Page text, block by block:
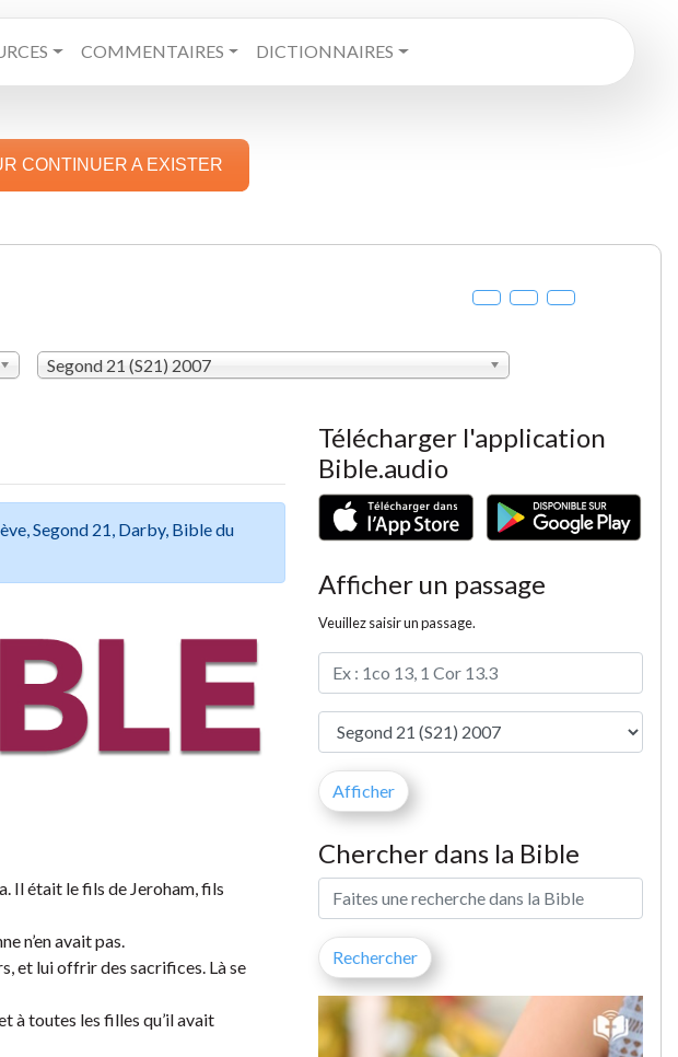
COMMENTAIRES DICTIONNAIRES
CONTINUER A EXISTER
Segond 21 (S21) 2007
Segond 21, Darby, Bible du
Il était le fils de Jeroham, fils
n’en avait pas.
et lui offrir des sacrifices. Là se
à toutes les filles qu’il avait
Télécharger l'application
Bible.audio
Afficher un passage
Veuillez saisir un passage.
Chercher dans la Bible